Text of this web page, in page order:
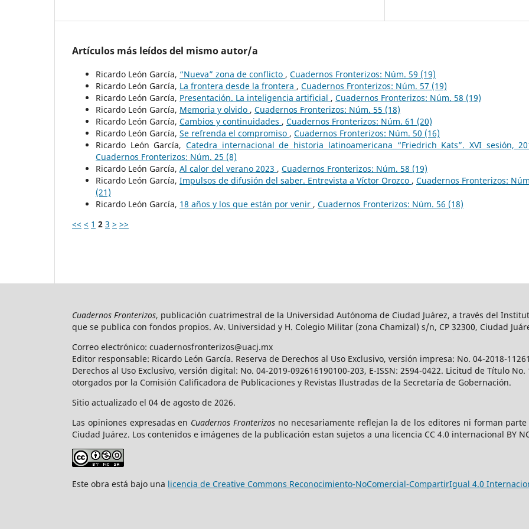
Artículos más leídos del mismo autor/a
Ricardo León García, “Nueva” zona de conflicto , Cuadernos Fronterizos: Núm. 59 (19)
Ricardo León García, La frontera desde la frontera , Cuadernos Fronterizos: Núm. 57 (19)
Ricardo León García, Presentación. La inteligencia artificial , Cuadernos Fronterizos: Núm. 58 (19)
Ricardo León García, Memoria y olvido , Cuadernos Fronterizos: Núm. 55 (18)
Ricardo León García, Cambios y continuidades , Cuadernos Fronterizos: Núm. 61 (20)
Ricardo León García, Se refrenda el compromiso , Cuadernos Fronterizos: Núm. 50 (16)
Ricardo León García,Catedra internacional de historia latinoamericana “Friedrich Kats”. XVI sesión,
Cuadernos Fronterizos: Núm. 25 (8)
Ricardo León García, Al calor del verano 2023 , Cuadernos Fronterizos: Núm. 58 (19)
Ricardo León García, Impulsos de difusión del saber. Entrevista a Víctor Orozco , Cuadernos Fronterizos:
(21)
Ricardo León García, 18 años y los que están por venir , Cuadernos Fronterizos: Núm. 56 (18)
<< < 1 2 3 > >>
Cuadernos Fronterizos, publicación cuatrimestral de la Universidad Autónoma de Ciudad Juárez, a través del
que se publica con fondos propios. Av. Universidad y H. Colegio Militar (zona Chamizal) s/n, CP 32300, Ciudad
Correo electrónico: cuadernosfronterizos@uacj.mx
Editor responsable: Ricardo León García. Reserva de Derechos al Uso Exclusivo, versión impresa: No. 04-2018-
Derechos al Uso Exclusivo, versión digital: No. 04-2019-092616190100-203, E-ISSN: 2594-0422. Licitud de Título
otorgados por la Comisión Calificadora de Publicaciones y Revistas Ilustradas de la Secretaría de Gobernación.
Sitio actualizado el 04 de agosto de 2026.
Las opiniones expresadas en Cuadernos Fronterizos no necesariamente reflejan la de los editores ni forman
Ciudad Juárez. Los contenidos e imágenes de la publicación estan sujetos a una licencia CC 4.0 internacional BY
Este obra está bajo una licencia de Creative Commons Reconocimiento-NoComercial-CompartirIgual 4.0